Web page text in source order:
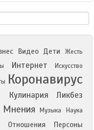
Видео Дети
Жесть
Интернет Искусство
Коронавирус
Кулинария Ликбез
Мнения Музыка Наука
Отношения Персоны